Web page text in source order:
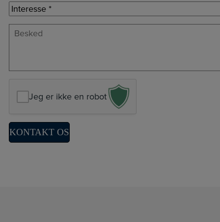
Interesse
Besked*
Jeg er ikke en robot